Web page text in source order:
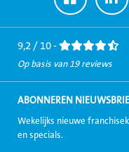
naar
Facebook
naar
9,2 / 10 -
Op basis van 19 reviews
ABONNEREN
Wekelijks nieuwe
en specials.